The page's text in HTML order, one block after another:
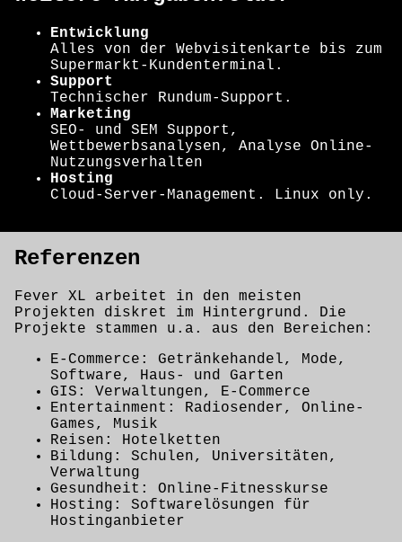
Entwicklung
Alles von der Webvisitenkarte bis zum
Supermarkt-Kundenterminal.
Support
Technischer Rundum-Support.
Marketing
SEO- und SEM Support,
Wettbewerbsanalysen, Analyse Online-
Nutzungsverhalten
Hosting
Cloud-Server-Management. Linux only.
Referenzen
Fever XL arbeitet in den meisten
Projekten diskret im Hintergrund. Die
Projekte stammen u.a. aus den Bereichen:
E-Commerce: Getränkehandel, Mode,
Software, Haus- und Garten
GIS: Verwaltungen, E-Commerce
Entertainment: Radiosender, Online-
Games, Musik
Reisen: Hotelketten
Bildung: Schulen, Universitäten,
Verwaltung
Gesundheit: Online-Fitnesskurse
Hosting: Softwarelösungen für
Hostinganbieter